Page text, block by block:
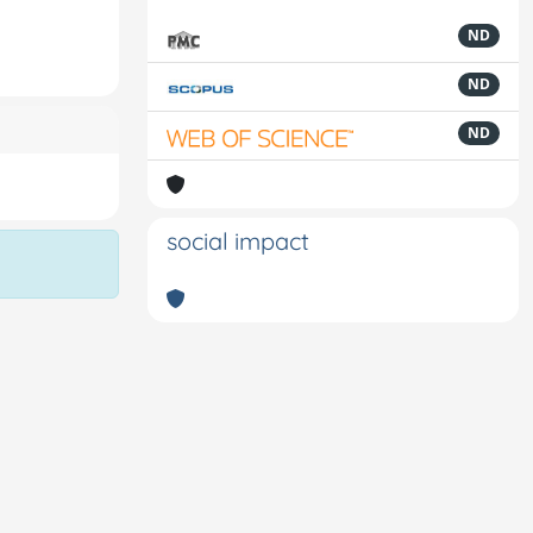
ND
ND
ND
social impact